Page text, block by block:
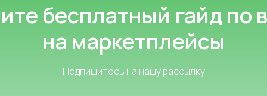
бесплатный гайд по
на маркетплейсы
Подпишитесь на нашу рассылку